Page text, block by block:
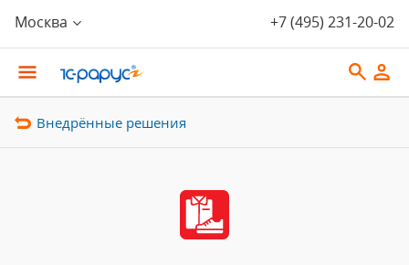
Москва +7 (495) 231-20-02
Внедрённые решения